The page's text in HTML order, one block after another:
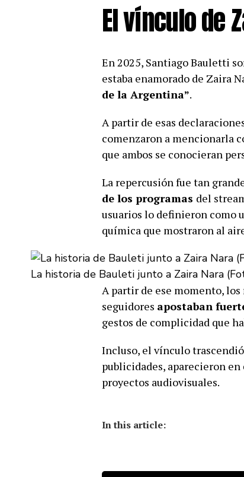
El vínculo de
En 2025, Santiago Bauletti
estaba enamorado de Zaira
de la Argentina”.
A partir de esas
comenzaron a mencionarla
que ambos se conocieran
La repercusión fue tan
de los programas del
usuarios lo definieron como
química que mostraron al
La historia de Bauleti junto a Zaira Nara
A partir de ese momento, los
seguidores apostaban
gestos de complicidad que
Incluso, el vínculo
publicidades, aparecieron
proyectos audiovisuales.
In this article: